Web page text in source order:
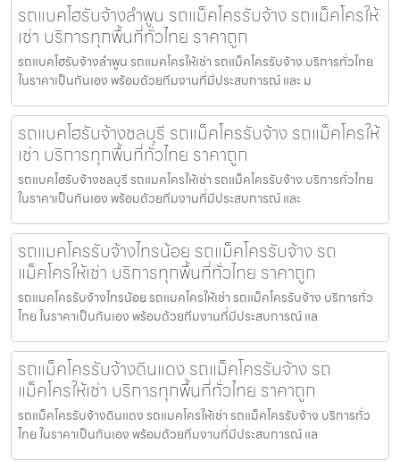
รถแบคโฮรับจ้างลำพูน รถแม็คโครรับจ้าง รถแม็คโครให้
เช่า บริการทุกพื้นที่ทั่วไทย ราคาถูก
รถแบคโฮรับจ้างลำพูน รถแมคโครให้เช่า รถแม็คโครรับจ้าง บริการทั่วไทย
ในราคาเป็นกันเอง พร้อมด้วยทีมงานที่มีประสบการณ์ และ ม
รถแบคโฮรับจ้างชลบุรี รถแม็คโครรับจ้าง รถแม็คโครให้
เช่า บริการทุกพื้นที่ทั่วไทย ราคาถูก
รถแบคโฮรับจ้างชลบุรี รถแมคโครให้เช่า รถแม็คโครรับจ้าง บริการทั่วไทย
ในราคาเป็นกันเอง พร้อมด้วยทีมงานที่มีประสบการณ์ และ
รถแมคโครรับจ้างไทรน้อย รถแม็คโครรับจ้าง รถ
แม็คโครให้เช่า บริการทุกพื้นที่ทั่วไทย ราคาถูก
รถแมคโครรับจ้างไทรน้อย รถแมคโครให้เช่า รถแม็คโครรับจ้าง บริการทั่ว
ไทย ในราคาเป็นกันเอง พร้อมด้วยทีมงานที่มีประสบการณ์ แล
รถแม็คโครรับจ้างดินแดง รถแม็คโครรับจ้าง รถ
แม็คโครให้เช่า บริการทุกพื้นที่ทั่วไทย ราคาถูก
รถแม็คโครรับจ้างดินแดง รถแมคโครให้เช่า รถแม็คโครรับจ้าง บริการทั่ว
ไทย ในราคาเป็นกันเอง พร้อมด้วยทีมงานที่มีประสบการณ์ แล